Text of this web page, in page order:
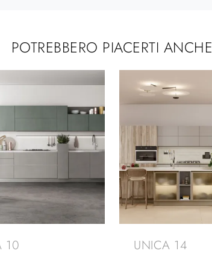
POTREBBERO PIACERTI ANCHE
10 UNICA 14